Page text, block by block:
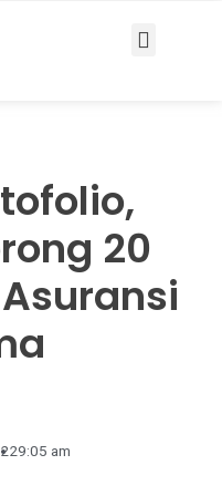
20
9:05 am